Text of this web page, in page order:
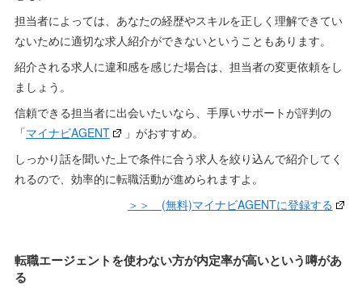
担当者によっては、あなたの経歴やスキルを正しく理解できてい
ないために適切な求人紹介ができないということもあります。
紹介される求人に違和感を感じた場合は、担当者の変更依頼をし
ましょう。
信頼できる担当者に出会いたいなら、手厚いサポートが評判の
「マイナビAGENT
」がおすすめ。
しっかり話を聞いた上で条件に合う求人を絞り込んで紹介してく
れるので、効率的に転職活動が進められますよ。
＞＞ (無料)マイナビAGENTに登録する
転職エージェントを使わない方が内定率が高いという噂があ
る